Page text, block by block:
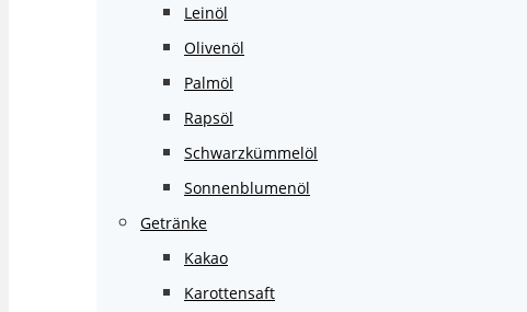
Leinöl
Olivenöl
Palmöl
Rapsöl
Schwarzkümmelöl
Sonnenblumenöl
Getränke
Kakao
Karottensaft